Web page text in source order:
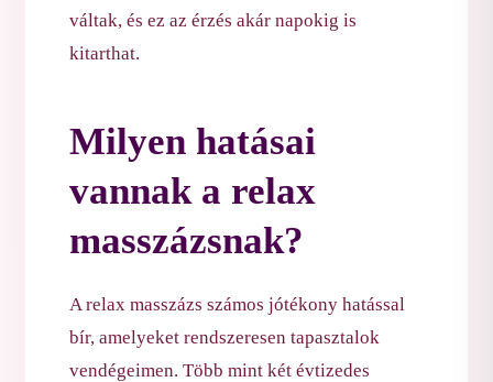
váltak, és ez az érzés akár napokig is
kitarthat.
Milyen hatásai
vannak a relax
masszázsnak?
A relax masszázs számos jótékony hatással
bír, amelyeket rendszeresen tapasztalok
vendégeimen. Több mint két évtizedes